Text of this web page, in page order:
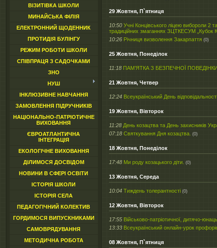
ВІЗИТІВКА ШКОЛИ
МИНАЙСЬКА ФІЛІЯ
ЕЛЕКТРОННИЙ ЩОДЕННИК
ПРОТИДІЯ БУЛІНГУ
РЕЖИМ РОБОТИ ШКОЛИ
СПІВПРАЦЯ З САДОЧКАМИ
ЗНО
НУШ
ІНКЛЮЗИВНЕ НАВЧАННЯ
ЗАМОВЛЕННЯ ПІДРУЧНИКІВ
НАЦІОНАЛЬНО-ПАТРІОТИЧНЕ
ВИХОВАННЯ
ЄВРОАТЛАНТИЧНА
ІНТЕГРАЦІЯ
ЕКОЛОГІЧНЕ ВИХОВАННЯ
ДІЛИМОСЯ ДОСВІДОМ
НОВИНИ В СФЕРІ ОСВІТИ
ІСТОРІЯ ШКОЛИ
ІСТОРІЯ СЕЛА
ПЕДАГОГІЧНИЙ КОЛЕКТИВ
ГОРДИМОСЯ ВИПУСКНИКАМИ
САМОВРЯДУВАННЯ
МЕТОДИЧНА РОБОТА
29 Жовтня, П`ятниця
10:50 Учні Концівського ліцею вибороли 2
традиційних змаганнях ЗЦТКЕСУМ „Кубок
10:26 Річниця визволення Закарпаття (0)
25 Жовтня, Понеділок
11:18 ПАМ’ЯТКА З БЕЗПЕЧНОЇ
21 Жовтня, Четвер
12:24 Всеукраїнський День
19 Жовтня, Вівторок
11:28 День козацтва та День захисників
07:18 Святкування Дня козацтва. (0)
18 Жовтня, Понеділок
17:48 Ми роду козацького діти. (0)
13 Жовтня, Середа
10:04 Тиждень толерантності (0)
12 Жовтня, Вівторок
17:55 Військово-патріотичної, дитячо-
13:33 Всеукраїнський онлайн-урок
08 Жовтня, П`ятниця